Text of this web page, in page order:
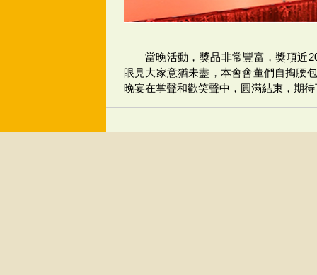
當晚活動，獎品非常豐富，獎項近
眼見大家意猶未盡，本會會董們自掏腰
晚宴在掌聲和歡笑聲中，圓滿結束，期